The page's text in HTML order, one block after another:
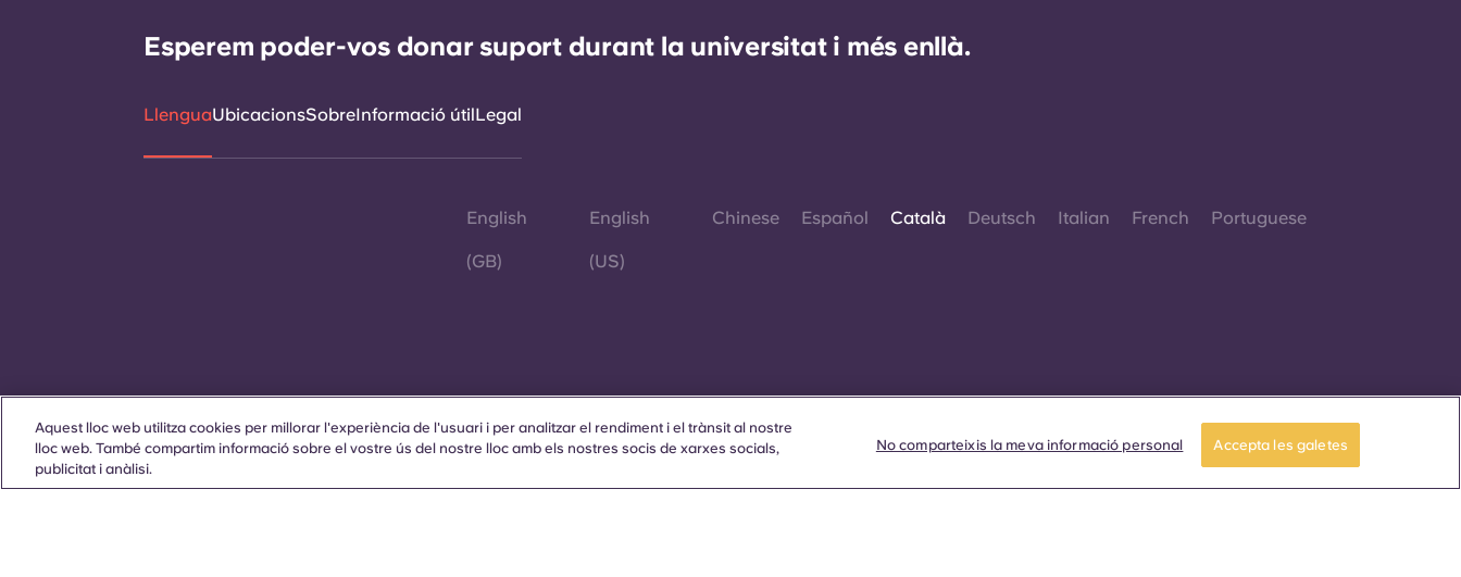
Esperem poder-vos donar suport durant la universitat i més enllà.
LlenguaUbicacionsSobreInformació útilLegal
English
(GB)
English
(US)
Chinese Español Català Deutsch Italian French Portuguese
Contacta amb nosaltres
Sempre que es mostrin paraules que denoten
un gènere específic en aquest lloc web, es
pretén que s'apliquin a tothom
Aquest lloc web utilitza cookies per millorar l'experiència de l'usuari i per analitzar el rendiment i el trànsit al nostre
lloc web. També compartim informació sobre el vostre ús del nostre lloc amb els nostres socis de xarxes socials,
publicitat i anàlisi.
No comparteixis la meva informació personal Accepta les galetes